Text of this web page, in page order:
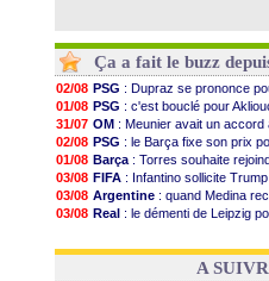
Ça a fait le buzz
02/08 PSG : Dupraz se prononce
01/08 PSG : c'est bouclé pour
31/07 OM : Meunier avait un accord
02/08 PSG : le Barça fixe son prix
01/08 Barça : Torres souhaite
03/08 FIFA : Infantino sollicite Trump
03/08 Argentine : quand Medina
03/08 Real : le démenti de Leipzig
31/07 FIFA: le conseiller d'Infantino
A